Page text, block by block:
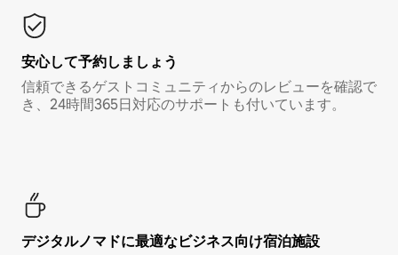
安心して予約しましょう
信頼できるゲストコミュニティからのレビューを確認で
き、24時間365日対応のサポートも付いています。
デジタルノマド⁠に最⁠適⁠なビ⁠ジ⁠ネ⁠ス⁠向⁠け宿⁠泊⁠施⁠設